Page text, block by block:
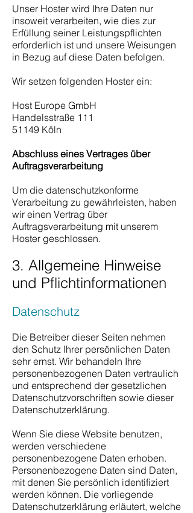
Unser Hoster wird Ihre Daten nur
insoweit verarbeiten, wie dies zur
Erfüllung seiner Leistungspflichten
erforderlich ist und unsere Weisungen
in Bezug auf diese Daten befolgen.
Wir setzen folgenden Hoster ein:
Host Europe GmbH
Handelsstraße 111
51149 Köln
Abschluss eines Vertrages über
Auftragsverarbeitung
Um die datenschutzkonforme
Verarbeitung zu gewährleisten, haben
wir einen Vertrag über
Auftragsverarbeitung mit unserem
Hoster geschlossen.
3. Allgemeine Hinweise
und Pflichtinformationen
Datenschutz
Die Betreiber dieser Seiten nehmen
den Schutz Ihrer persönlichen Daten
sehr ernst. Wir behandeln Ihre
personenbezogenen Daten vertraulich
und entsprechend der gesetzlichen
Datenschutzvorschriften sowie dieser
Datenschutzerklärung.
Wenn Sie diese Website benutzen,
werden verschiedene
personenbezogene Daten erhoben.
Personenbezogene Daten sind Daten,
mit denen Sie persönlich identifiziert
werden können. Die vorliegende
Datenschutzerklärung erläutert, welche